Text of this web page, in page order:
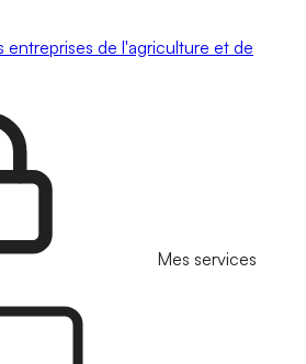
entreprises de l'agriculture et de
Mes services